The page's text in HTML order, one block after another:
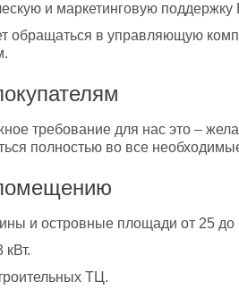
и маркетинговую поддержку
обращаться в управляющую
требование для нас это –
полностью во все
и островные площади от 25 до
кВт.
ТЦ.